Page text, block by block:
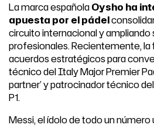
La marca españolaOysho ha
apuesta por el pádel
circuito internacional y ampliando
profesionales. Recientemente, la
acuerdos estratégicos para
técnico del Italy Major Premier
partner’ y patrocinador técnico
P1.
Messi, el ídolo de todo un número